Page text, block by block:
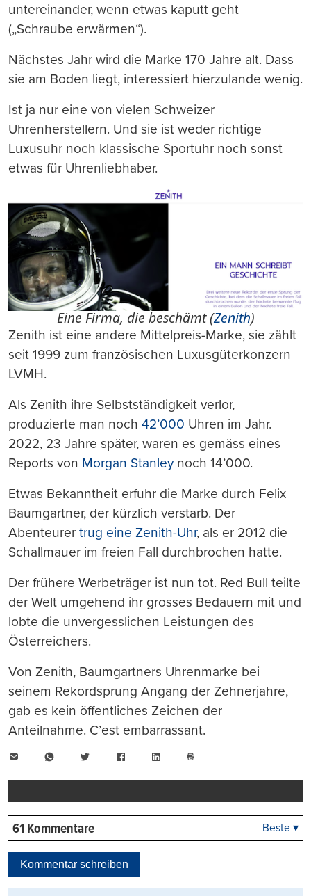
untereinander, wenn etwas kaputt geht
(„Schraube erwärmen“).
Nächstes Jahr wird die Marke 170 Jahre alt. Dass
sie am Boden liegt, interessiert hierzulande wenig.
Ist ja nur eine von vielen Schweizer
Uhrenherstellern. Und sie ist weder richtige
Luxusuhr noch klassische Sportuhr noch sonst
etwas für Uhrenliebhaber.
Eine Firma, die beschämt (Zenith)
Zenith ist eine andere Mittelpreis-Marke, sie zählt
seit 1999 zum französischen Luxusgüterkonzern
LVMH.
Als Zenith ihre Selbstständigkeit verlor,
produzierte man noch 42’000 Uhren im Jahr.
2022, 23 Jahre später, waren es gemäss eines
Reports von Morgan Stanley noch 14’000.
Etwas Bekanntheit erfuhr die Marke durch Felix
Baumgartner, der kürzlich verstarb. Der
Abenteurer trug eine Zenith-Uhr, als er 2012 die
Schallmauer im freien Fall durchbrochen hatte.
Der frühere Werbeträger ist nun tot. Red Bull teilte
der Welt umgehend ihr grosses Bedauern mit und
lobte die unvergesslichen Leistungen des
Österreichers.
Von Zenith, Baumgartners Uhrenmarke bei
seinem Rekordsprung Angang der Zehnerjahre,
gab es kein öffentliches Zeichen der
Anteilnahme. C’est embarrassant.
WhatsAppTwitter FacebookLinkedIn
drucken
61 Kommentare
Kontrovers
Beste ▾
Kommentar schreiben